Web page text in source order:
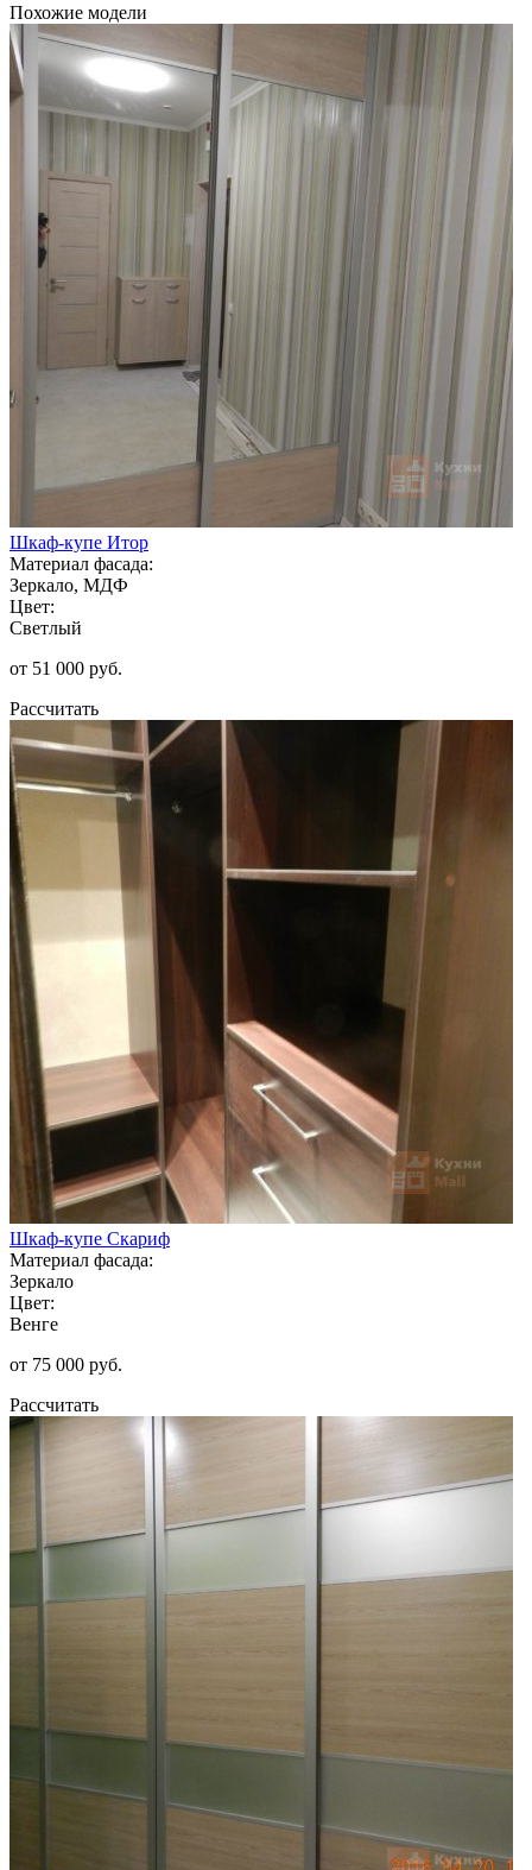
Похожие модели
Шкаф-купе Итор
Материал фасада:
Зеркало, МДФ
Цвет:
Светлый
от 51 000 руб.
Рассчитать
Шкаф-купе Скариф
Материал фасада:
Зеркало
Цвет:
Венге
от 75 000 руб.
Рассчитать